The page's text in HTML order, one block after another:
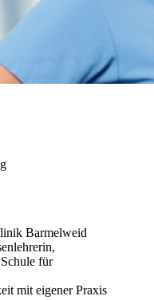
Barmelweid
für
mit eigener Praxis